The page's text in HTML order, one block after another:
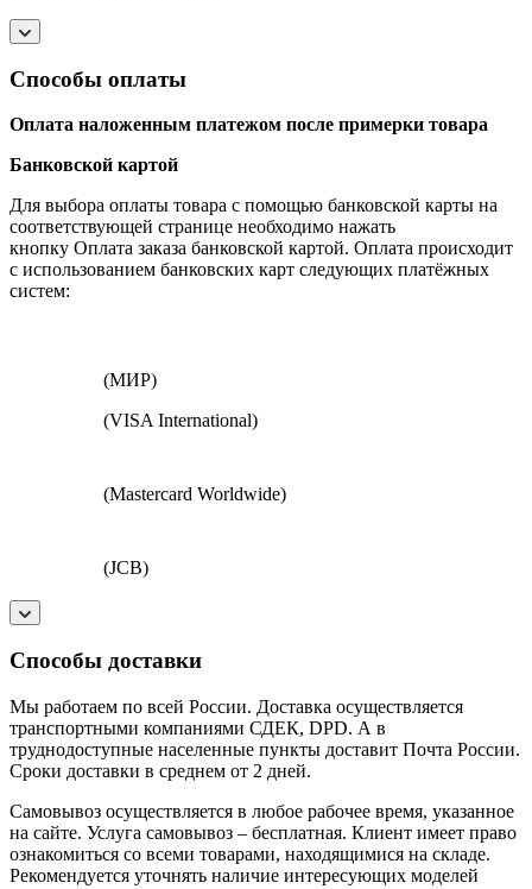
Способы оплаты
Оплата наложенным платежом после примерки товара
Банковской картой
Для выбора оплаты товара с помощью банковской карты на
соответствующей странице необходимо нажать
кнопку Оплата заказа банковской картой. Оплата происходит
с использованием банковских карт следующих платёжных
систем:
(МИР)
(VISA International)
(Mastercard Worldwide)
(JCB)
Способы доставки
Мы работаем по всей России. Доставка осуществляется
транспортными компаниями СДЕК, DPD. А в
труднодоступные населенные пункты доставит Почта России.
Сроки доставки в среднем от 2 дней.
Самовывоз осуществляется в любое рабочее время, указанное
на сайте. Услуга самовывоз – бесплатная. Клиент имеет право
ознакомиться со всеми товарами, находящимися на складе.
Рекомендуется уточнять наличие интересующих моделей